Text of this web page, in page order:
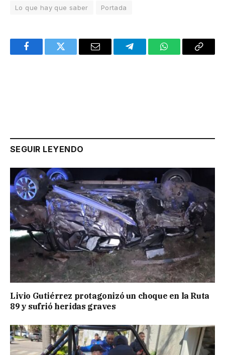
Lo que hay que saber Portada
FacebookTwitter Email TelegramWhatsAppCopy
SEGUIR LEYENDO
Livio Gutiérrez protagonizó un choque en la Ruta
89 y sufrió heridas graves